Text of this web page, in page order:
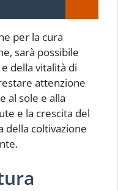
per la cura
sarà possibile
della vitalità di
attenzione
al sole e alla
e la crescita del
della coltivazione